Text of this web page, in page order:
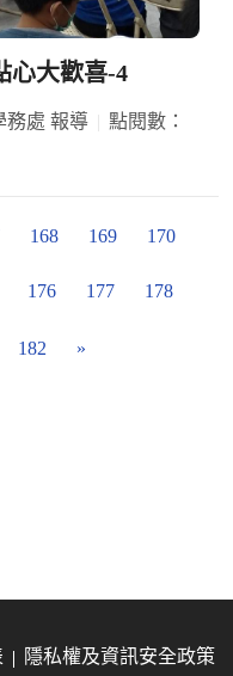
心大歡喜-4
務處 報導
點閱數：
168 169 170
176 177 178
182 »
隱私權及資訊安全政策